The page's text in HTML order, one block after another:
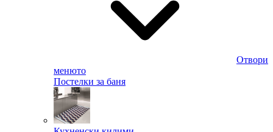
Отвори
менюто
Постелки за баня